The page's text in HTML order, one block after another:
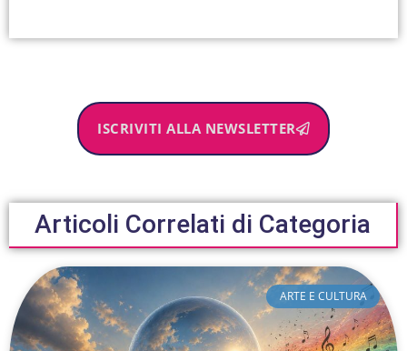
ISCRIVITI ALLA NEWSLETTER
Articoli Correlati di Categoria
ARTE E CULTURA